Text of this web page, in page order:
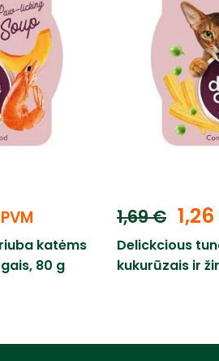
katėms
80 g
1,69€ 1,26
Delickcious
kukurūzais ir